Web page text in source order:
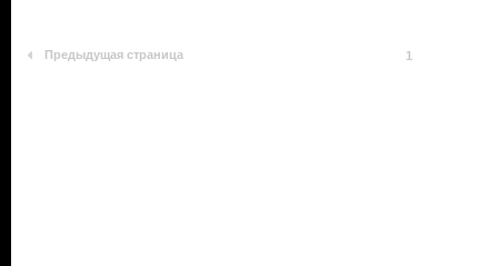
Предыдущая страница 1